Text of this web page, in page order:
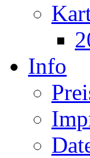
Info